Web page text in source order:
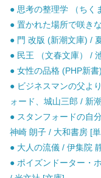
● 思考の整理学 （ちく
● 置かれた場所で咲き
● 門 改版 (新潮文庫) /
● 民王 （文春文庫） /
● 女性の品格 (PHP新
● ビジネスマンの父よ
ォード、城山三郎 / 新
● スタンフォードの自
神崎 朗子 / 大和書房 [
● 大人の流儀 / 伊集院
● ポイズンドーター・